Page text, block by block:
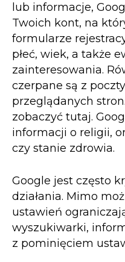
lub informacje,
Twoich kont, na
formularze
płeć, wiek, a także
zainteresowania.
czerpane są z
przeglądanych
zobaczyć tutaj.
informacji o religii,
czy stanie zdrowia.
Google jest często
działania. Mimo
ustawień
wyszukiwarki,
z pominięciem